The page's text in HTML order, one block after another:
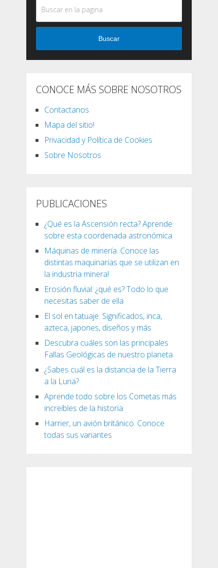
Buscar
CONOCE MÁS SOBRE NOSOTROS
Contactanos
Mapa del sitio!
Privacidad y Política de Cookies
Sobre Nosotros
PUBLICACIONES
¿Qué es la Ascensión recta? Aprende
sobre esta coordenada astronómica
Máquinas de minería. Conoce las
distintas maquinarias que se utilizan en
la industria minera!
Erosión fluvial: ¿qué es? Todo lo que
necesitas saber de ella
El sol en tatuaje: Significados, inca,
azteca, japones, diseños y más
Descubra cuáles son las principales
Fallas Geológicas de nuestro planeta
¿Sabes cuál es la distancia de la Tierra
a la Luna?
Aprende todo sobre los Cometas más
increíbles de la historia
Harrier, un avión británico. Conoce
todas sus variantes